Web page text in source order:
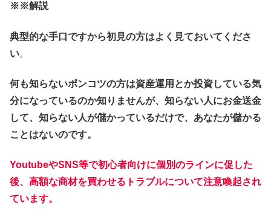
※※解説
典型的な手口ですから初見の方はよく見ておいてくださ
い。
何も知らないポンコツの方は資産運用とか投資している気
分になっているのか知りませんが、知らない人にお金送金
して、知らない人が儲かっているだけで、あなたが儲かる
ことはないのです。
YoutubeやSNS等で初心者向けに個別のラインに促した
後、高額な商材を買わせるトラブルについて注意喚起され
ています。